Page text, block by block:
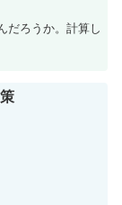
だろうか。計算し